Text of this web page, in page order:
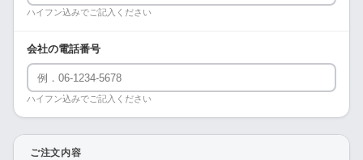
ハイフン込みでご記入ください
会社の電話番号
ハイフン込みでご記入ください
ご注文内容